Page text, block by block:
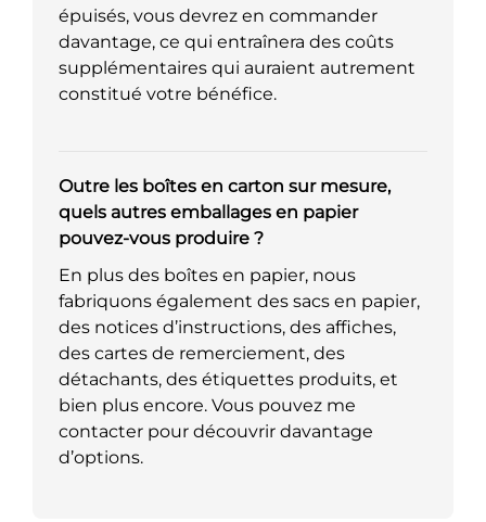
épuisés, vous devrez en commander
davantage, ce qui entraînera des coûts
supplémentaires qui auraient autrement
constitué votre bénéfice.
Outre les boîtes en carton sur mesure,
quels autres emballages en papier
pouvez-vous produire ?
En plus des boîtes en papier, nous
fabriquons également des sacs en papier,
des notices d’instructions, des affiches,
des cartes de remerciement, des
détachants, des étiquettes produits, et
bien plus encore. Vous pouvez me
contacter pour découvrir davantage
d’options.